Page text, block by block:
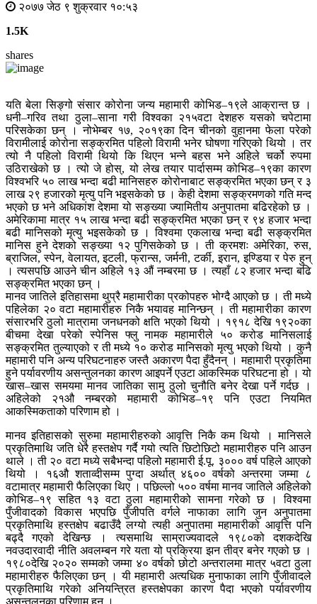
२०७७ जेठ ९ शुक्रवार १०:५३
1.5K
shares
यति बेला सिङ्गो संसार कोरोना जन्य महामारी कोभिड–१९ले आक्रान्त छ ।
धनी–गरिव तथा ठुला–साना गरी विश्वका २१५वटा देशहरु यसको चपेटामा
परिसकेका छन् । नोभेम्बर १७, २०१९का दिन चीनको वुहानमा फेला परेको
विरामीलाई कोरोना सङ्क्रमित पहिलो विरामी भनेर घोषणा गरिएको थियो । तर
त्यो नै पहिलो विरामी थियो कि थिएन भन्ने बहस भने अहिले चर्को रुपमा
उठिराखेको छ । त्यो जे होस्, यो लेख तयार पार्दासम्म कोभिड–१९का कारण
विश्वभरि ५० लाख भन्दा बढी मानिसहरु कोरोनाबाट सङ्क्रमित भएका छन् र ३
लाख २९ हजारको मृत्यु पनि भइसकेको छ । केही देशमा सङ्क्रमणको गति मन्द
भएको छ भने अधिकांश देशमा यो सङ्ख्या ज्यामितीय अनुपातमा बढिरहेको छ ।
अमेरिकामा मात्र १५ लाख भन्दा बढी सङ्क्रमित भएका छन् र ९४ हजार भन्दा
बढी मानिसको मृत्यु भइसकेको छ । विश्वमा एकलाख भन्दा बढी सङ्क्रमित
मानिस हुने देशको सङ्ख्या १२ पुगिसकेको छ । ती क्रमशः अमेरिका, रुस,
ब्राजिल, स्पेन, वेलायत, इटली, फ्रान्स, जर्मनी, टर्की, इरान, इण्डिया र पेरु हुन्
। त्यसपछि आउने चीन अहिले १३ औं नम्बरमा छ । त्यहाँ ८२ हजार भन्दा बढि
सङ्क्रमित भएका छन् ।
मानव जातिले इतिहासमा थुप्रै महामारीका प्रकोपहरु भोग्दै आएको छ । ती मध्ये
पहिलेका २० वटा महामारीहरु निकै भयावह मानिन्छन् । ती महामारीका कारण
संसारभरि ठुलो मात्रामा जनधनको क्षति भएको थियो । १९१८ देखि १९२०का
बीचमा देखा परेको स्पेनिस फ्लु नामक महामारीले ५० करोड मानिसलाई
सङ्क्रमित तुल्याएको र ती मध्ये १० करोड मानिसको मृत्यु भएको थियो । कुनै
महामारी पनि अन्य परिघटनाहरु जस्तै अकारण पैदा हुँदैनन् । महामारी प्रकृतिमा
हुने पर्यावरणीय असन्तुलनका कारण आइपर्ने एउटा आकस्मिक परिघटना हो । यो
खास–खास समयमा मानव जातिका सामु ठुलो चुनौति बनेर देखा पर्ने गर्दछ ।
अहिलेको २१औ नम्बरको महामारी कोभिड–१९ पनि एउटा नियमित
आकस्मिकताको परिणाम हो ।
मानव इतिहासको सुरुमा महामारीहरुको आवृत्ति निकै कम थियो । मानिसले
प्रकृतिमाथि जति धेरै हस्तक्षेप गर्दै गयो त्यति छिटोछिटो महामारीहरु पनि आउन
थाले । ती २० वटा मध्ये सबैभन्दा पहिलो महामारी ई.पू. ३००० वर्ष पहिले आएको
थियो । १६औ शताव्दीसम्म पुग्दा अर्थात् ४६०० वर्षको अन्तरमा जम्मा ८
वटामात्र महामारी फैलिएका थिए । पछिल्लो ५०० वर्षमा मानव जातिले अहिलेको
कोभिड–१९ सहित १३ वटा ठुला महामारीको सामना गरेको छ । विश्वमा
पुँजीवादको विकास भएपछि पुँजीपति वर्गले नाफाका लागि जुन अनुपातमा
प्रकृतिमाथि हस्तक्षेप बढाउँदै लग्यो त्यही अनुपातमा महामारीको आवृत्ति पनि
बढ्दै गएको देखिन्छ । त्यसमाथि साम्राज्यवादले १९८०को दशकदेखि
नवउदारवादी नीति अवलम्बन गरे यता यो प्रक्रिया झन तीव्र बनेर गएको छ ।
१९८०देखि २०२० सम्मको जम्मा ४० वर्षको छोटो अन्तरालमा मात्र ५वटा ठुला
महामारीहरु फैलिएका छन् । यी महामारी अत्यधिक मुनाफाका लागि पुँजीवादले
प्रकृतिमाथि गरेको अनियन्त्रित हस्तक्षेपका कारण पैदा भएको पर्यावरणीय